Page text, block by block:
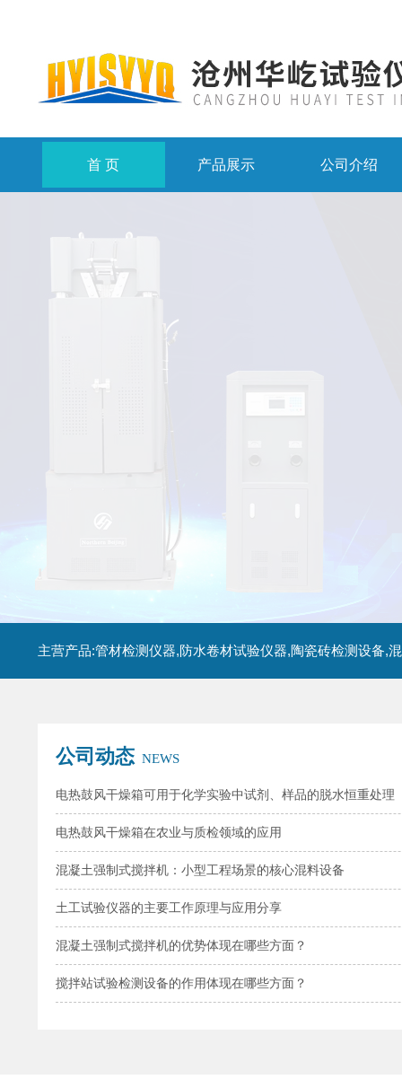
首 页 产品展示 公司介绍
公司动态 NEWS
电热鼓风干燥箱可用于化学实验中试剂、样品的脱水恒重处理
电热鼓风干燥箱在农业与质检领域的应用
混凝土强制式搅拌机：小型工程场景的核心混料设备
土工试验仪器的主要工作原理与应用分享
混凝土强制式搅拌机的优势体现在哪些方面？
搅拌站试验检测设备的作用体现在哪些方面？